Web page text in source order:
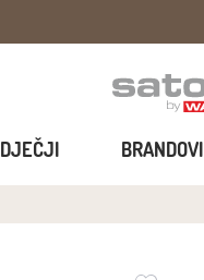
DJEČJI BRANDOVI